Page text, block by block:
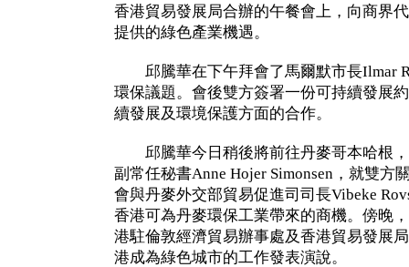
香港貿易發展局合辦的午餐會上，向商界
提供的綠色產業機遇。
邱騰華在下午拜會了馬爾默市長Ilmar
環保議題。會後雙方簽署一份可持續發展
續發展及環境保護方面的合作。
邱騰華今日稍後將前往丹麥哥本哈根，
副常任秘書Anne Hojer Simonsen，就雙方
會與丹麥外交部貿易促進司司長Vibeke
香港可為丹麥環保工業帶來的商機。傍晚
港駐倫敦經濟貿易辦事處及香港貿易發展
港成為綠色城市的工作發表演說。